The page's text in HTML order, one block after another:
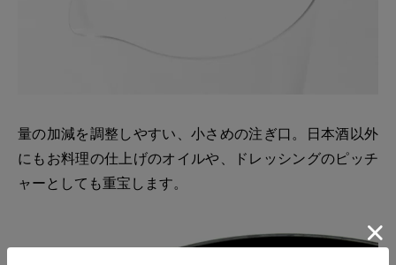
量の加減を調整しやすい、小さめの注ぎ口。日本酒以外
にもお料理の仕上げのオイルや、ドレッシングのピッチ
ャーとしても重宝します。